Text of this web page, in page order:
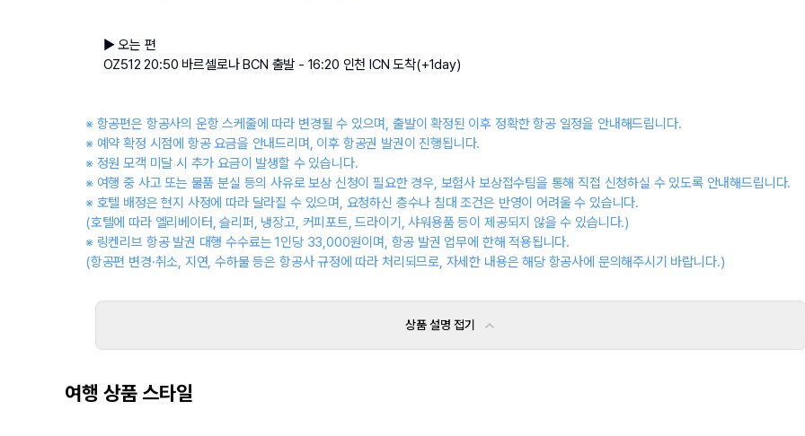
▶ 오는 편
OZ512 20:50 바르셀로나 BCN 출발 - 16:20 인천 ICN 도착(+1day)
※ 항공편은 항공사의 운항 스케줄에 따라 변경될 수 있으며, 출발이 확정된 이후 정확한 항공 일정을 안내해드립니다.
※ 예약 확정 시점에 항공 요금을 안내드리며, 이후 항공권 발권이 진행됩니다.
※ 정원 모객 미달 시 추가 요금이 발생할 수 있습니다.
※ 여행 중 사고 또는 물품 분실 등의 사유로 보상 신청이 필요한 경우, 보험사 보상접수팀을 통해 직접 신청하실 수 있도록 안내해드립니다.
※ 호텔 배정은 현지 사정에 따라 달라질 수 있으며, 요청하신 층수나 침대 조건은 반영이 어려울 수 있습니다.
(호텔에 따라 엘리베이터, 슬리퍼, 냉장고, 커피포트, 드라이기, 샤워용품 등이 제공되지 않을 수 있습니다.)
※ 링켄리브 항공 발권 대행 수수료는 1인당 33,000원이며, 항공 발권 업무에 한해 적용됩니다.
(항공편 변경·취소, 지연, 수하물 등은 항공사 규정에 따라 처리되므로, 자세한 내용은 해당 항공사에 문의해주시기 바랍니다.)
상품 설명 접기
여행 상품 스타일